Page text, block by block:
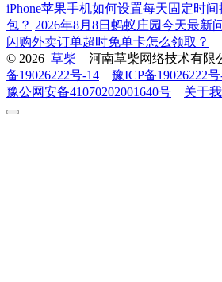
iPhone苹果手机如何设置每天固定时
包？ 2026年8月8日蚂蚁庄园今天最新
闪购外卖订单超时免单卡怎么领取？
© 2026 草柴 河南草柴网络技术有限
备19026222号-14
豫ICP备19026222
豫公网安备41070202001640号
关于